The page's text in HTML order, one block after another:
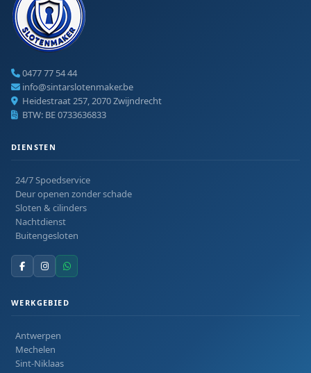
0477 77 54 44
info@sintarslotenmaker.be
Heidestraat 257, 2070 Zwijndrecht
BTW: BE 0733636833
DIENSTEN
24/7 Spoedservice
Deur openen zonder schade
Sloten & cilinders
Nachtdienst
Buitengesloten
WERKGEBIED
Antwerpen
Mechelen
Sint-Niklaas